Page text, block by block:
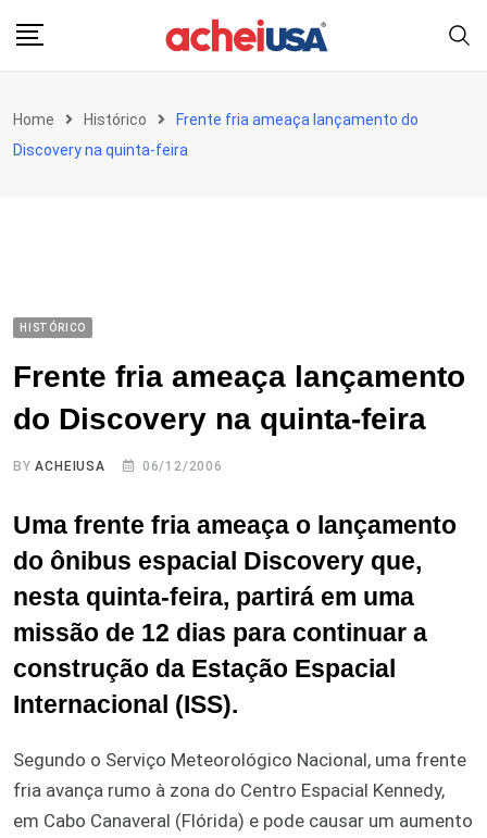
Home Histórico
Frente fria ameaça lançamento do
Discovery na quinta-feira
HISTÓRICO
Frente fria ameaça lançamento
do Discovery na quinta-feira
BYACHEIUSA 06/12/2006
Uma frente fria ameaça o lançamento
do ônibus espacial Discovery que,
nesta quinta-feira, partirá em uma
missão de 12 dias para continuar a
construção da Estação Espacial
Internacional (ISS).
Segundo o Serviço Meteorológico Nacional, uma frente
fria avança rumo à zona do Centro Espacial Kennedy,
em Cabo Canaveral (Flórida) e pode causar um aumento